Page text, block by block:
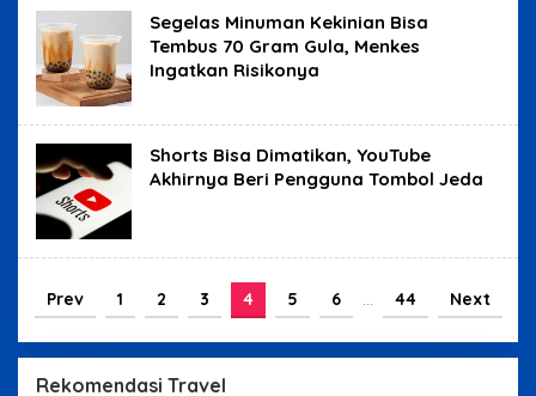
Segelas Minuman Kekinian Bisa
Tembus 70 Gram Gula, Menkes
Ingatkan Risikonya
Shorts Bisa Dimatikan, YouTube
Akhirnya Beri Pengguna Tombol Jeda
Prev 1 2 3 4 5 6 … 44 Next
Rekomendasi Travel